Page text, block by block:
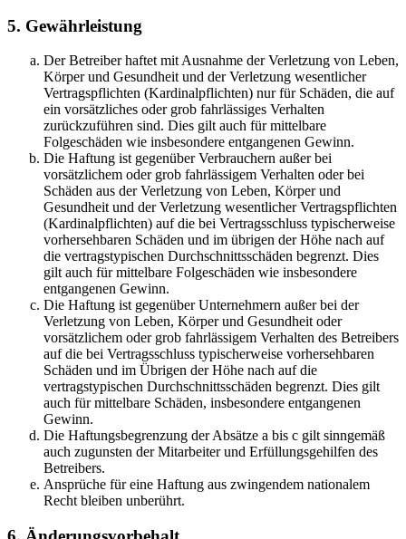
5. Gewährleistung
Der Betreiber haftet mit Ausnahme der Verletzung von Leben,
Körper und Gesundheit und der Verletzung wesentlicher
Vertragspflichten (Kardinalpflichten) nur für Schäden, die auf
ein vorsätzliches oder grob fahrlässiges Verhalten
zurückzuführen sind. Dies gilt auch für mittelbare
Folgeschäden wie insbesondere entgangenen Gewinn.
Die Haftung ist gegenüber Verbrauchern außer bei
vorsätzlichem oder grob fahrlässigem Verhalten oder bei
Schäden aus der Verletzung von Leben, Körper und
Gesundheit und der Verletzung wesentlicher Vertragspflichten
(Kardinalpflichten) auf die bei Vertragsschluss typischerweise
vorhersehbaren Schäden und im übrigen der Höhe nach auf
die vertragstypischen Durchschnittsschäden begrenzt. Dies
gilt auch für mittelbare Folgeschäden wie insbesondere
entgangenen Gewinn.
Die Haftung ist gegenüber Unternehmern außer bei der
Verletzung von Leben, Körper und Gesundheit oder
vorsätzlichem oder grob fahrlässigem Verhalten des Betreibers
auf die bei Vertragsschluss typischerweise vorhersehbaren
Schäden und im Übrigen der Höhe nach auf die
vertragstypischen Durchschnittsschäden begrenzt. Dies gilt
auch für mittelbare Schäden, insbesondere entgangenen
Gewinn.
Die Haftungsbegrenzung der Absätze a bis c gilt sinngemäß
auch zugunsten der Mitarbeiter und Erfüllungsgehilfen des
Betreibers.
Ansprüche für eine Haftung aus zwingendem nationalem
Recht bleiben unberührt.